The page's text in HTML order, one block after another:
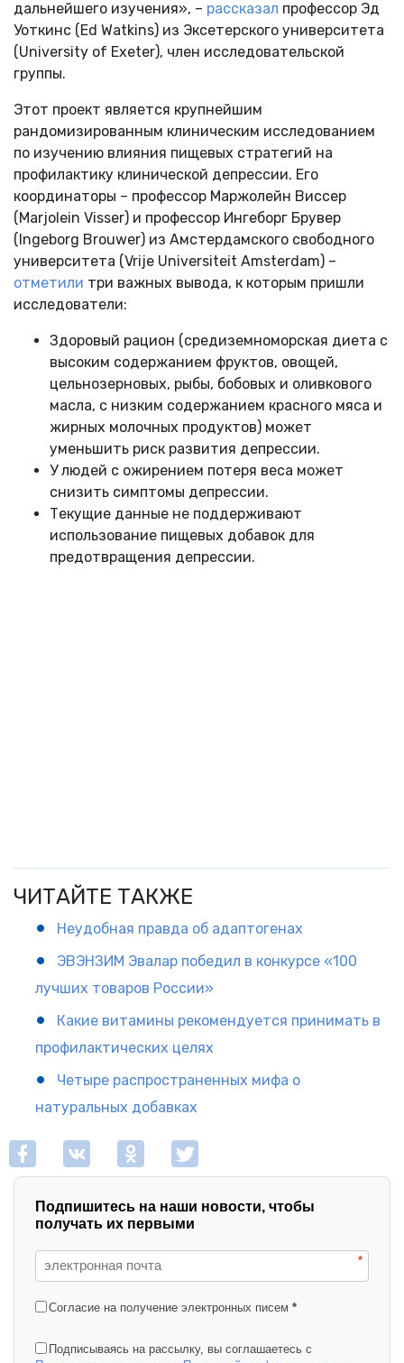
дальнейшего изучения», – рассказал профессор Эд
Уоткинс (Ed Watkins) из Эксетерского университета
(University of Exeter), член исследовательской
группы.
Этот проект является крупнейшим
рандомизированным клиническим исследованием
по изучению влияния пищевых стратегий на
профилактику клинической депрессии. Его
координаторы – профессор Маржолейн Виссер
(Marjolein Visser) и профессор Ингеборг Брувер
(Ingeborg Brouwer) из Амстердамского свободного
университета (Vrije Universiteit Amsterdam) –
отметили три важных вывода, к которым пришли
исследователи:
Здоровый рацион (средиземноморская диета с
высоким содержанием фруктов, овощей,
цельнозерновых, рыбы, бобовых и оливкового
масла, с низким содержанием красного мяса и
жирных молочных продуктов) может
уменьшить риск развития депрессии.
У людей с ожирением потеря веса может
снизить симптомы депрессии.
Текущие данные не поддерживают
использование пищевых добавок для
предотвращения депрессии.
ЧИТАЙТЕ ТАКЖЕ
Неудобная правда об адаптогенах
ЭВЭНЗИМ Эвалар победил в конкурсе «100
лучших товаров России»
Какие витамины рекомендуется принимать в
профилактических целях
Четыре распространенных мифа о
натуральных добавках
Подпишитесь на наши новости, чтобы
получать их первыми
*
Согласие на получение электронных писем *
Подписываясь на рассылку, вы соглашаетесь с